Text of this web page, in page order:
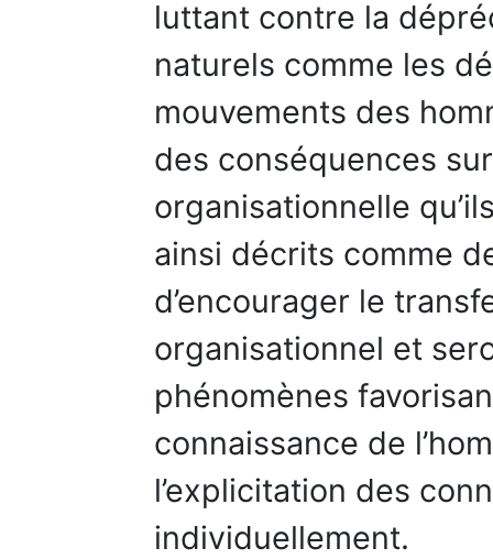
luttant contre la
naturels comme les
mouvements des
des conséquences
organisationnelle
ainsi décrits comme
d’encourager le
organisationnel et
phénomènes
connaissance de
l’explicitation des
individuellement.